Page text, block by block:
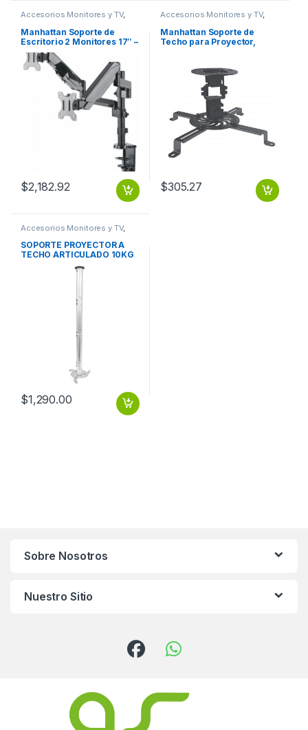
Accesorios Monitores y TV,
Manhattan Soporte de
Escritorio 2 Monitores 17″ –
32″, hasta 8Kg, Negro A 32
ESCRITORIO PISTON
$2,182.92
Accesorios Monitores y TV,
Manhattan Soporte de
Techo para Proyector,
$305.27
Accesorios Monitores y TV,
SOPORTE PROYECTOR A
TECHO ARTICULADO 10KG
EXTENSION 13-106CM
ARTICULADO 10KG
$1,290.00
Sobre Nosotros
Nuestro Sitio